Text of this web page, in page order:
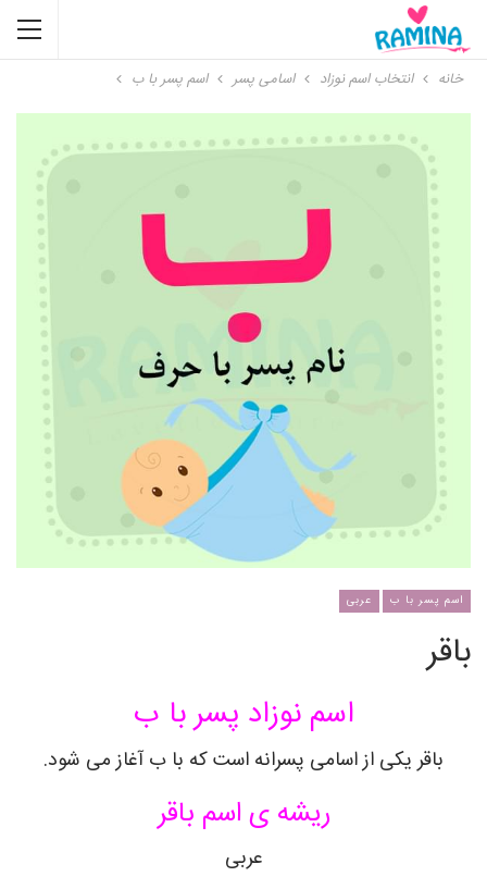
خانه انتخاب اسم نوزاد اسامی پسر اسم پسر با ب
اسم پسر با ب عربی
باقر
اسم نوزاد پسر با ب
باقر یکی از اسامی پسرانه است که با ب آغاز می شود.
ریشه ی اسم باقر
عربی